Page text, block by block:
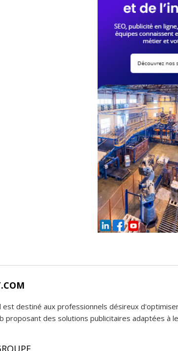
destiné aux professionnels désireux
des solutions publicitaires adaptées à